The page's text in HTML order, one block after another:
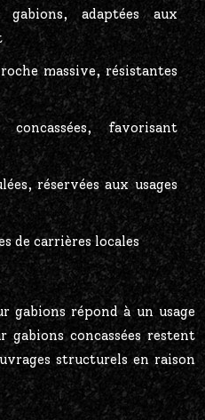
adaptées aux
massive, résistantes
favorisant
réservées aux usages
de carrières locales
gabions répond à un usage
gabions concassées restent
structurels en raison